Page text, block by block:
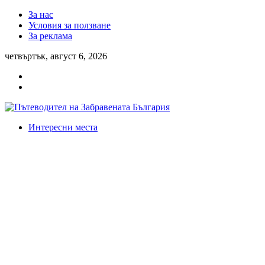
За нас
Условия за ползване
За реклама
четвъртък, август 6, 2026
Интересни места